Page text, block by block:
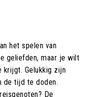
het spelen van
geliefden, maar je wilt
Gelukkig zijn
de tijd te doden.
De